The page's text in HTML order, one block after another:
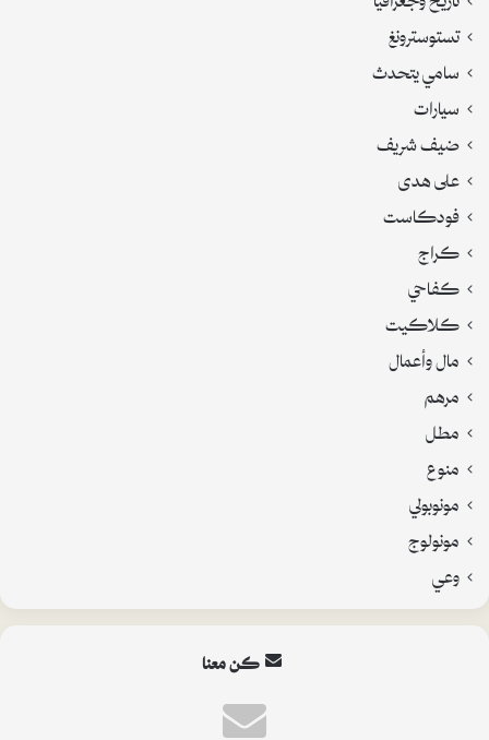
تستوسترونغ
سامي يتحدث
سيارات
ضيف شريف
على هدى
فودكاست
كراج
كفاحي
كلاكيت
مال وأعمال
مرهم
مطل
منوع
مونوبولي
مونولوج
وعي
كن معنا